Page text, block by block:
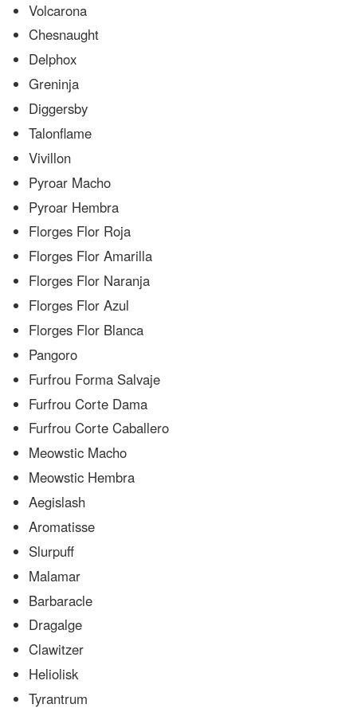
Volcarona
Chesnaught
Delphox
Greninja
Diggersby
Talonflame
Vivillon
Pyroar Macho
Pyroar Hembra
Florges Flor Roja
Florges Flor Amarilla
Florges Flor Naranja
Florges Flor Azul
Florges Flor Blanca
Pangoro
Furfrou Forma Salvaje
Furfrou Corte Dama
Furfrou Corte Caballero
Meowstic Macho
Meowstic Hembra
Aegislash
Aromatisse
Slurpuff
Malamar
Barbaracle
Dragalge
Clawitzer
Heliolisk
Tyrantrum